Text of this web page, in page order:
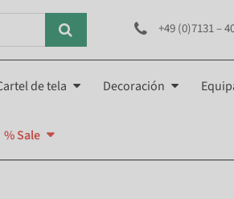
+49 (0)7131 –
de tela Decoración
% Sale